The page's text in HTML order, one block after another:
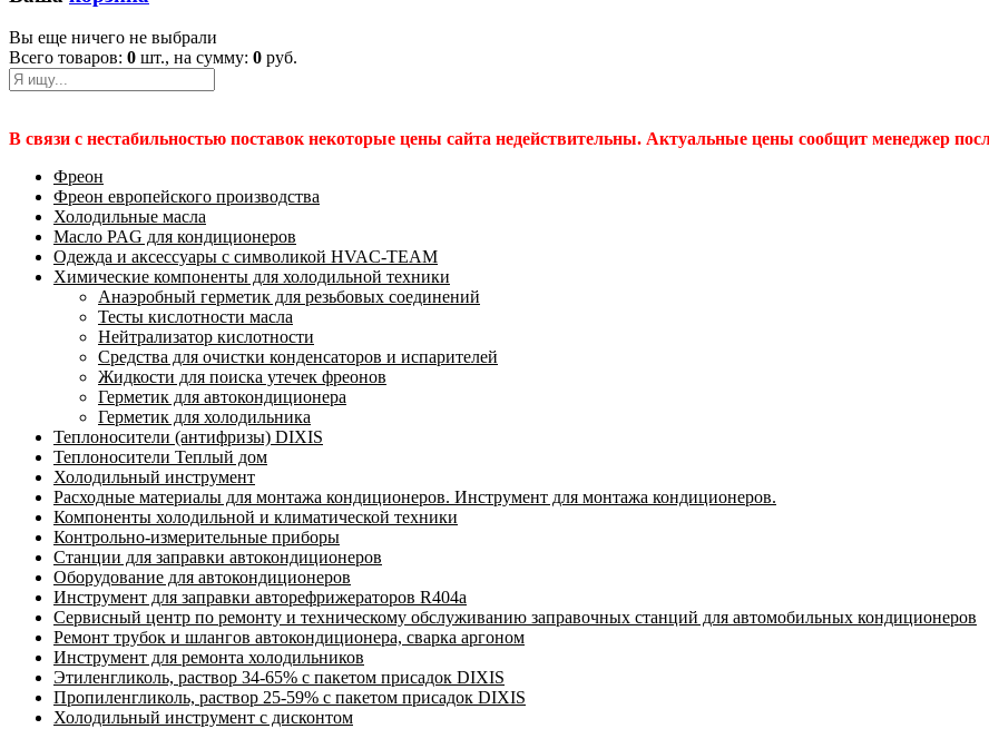
Вы еще ничего не выбрали
Всего товаров: 0 шт., на сумму: 0 руб.
В связи с нестабильностью поставок некоторые цены сайта недействительны. Актуальные цены сообщит менеджер
Фреон
Фреон европейского производства
Холодильные масла
Масло PAG для кондиционеров
Одежда и аксессуары с символикой HVAC-TEAM
Химические компоненты для холодильной техники
Анаэробный герметик для резьбовых соединений
Тесты кислотности масла
Нейтрализатор кислотности
Средства для очистки конденсаторов и испарителей
Жидкости для поиска утечек фреонов
Герметик для автокондиционера
Герметик для холодильника
Теплоносители (антифризы) DIXIS
Теплоносители Теплый дом
Холодильный инструмент
Расходные материалы для монтажа кондиционеров. Инструмент для монтажа кондиционеров.
Компоненты холодильной и климатической техники
Контрольно-измерительные приборы
Станции для заправки автокондиционеров
Оборудование для автокондиционеров
Инструмент для заправки авторефрижераторов R404a
Сервисный центр по ремонту и техническому обслуживанию заправочных станций для автомобильных кондиционеров
Ремонт трубок и шлангов автокондиционера, сварка аргоном
Инструмент для ремонта холодильников
Этиленгликоль, раствор 34-65% с пакетом присадок DIXIS
Пропиленгликоль, раствор 25-59% с пакетом присадок DIXIS
Холодильный инструмент с дисконтом